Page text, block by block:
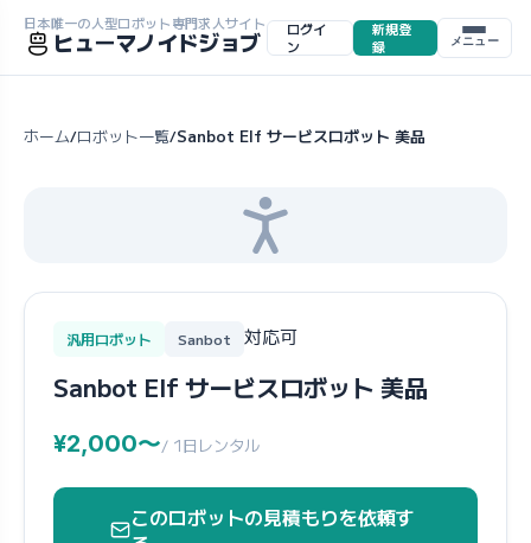
日本唯一の人型ロボット専門求人サイト
ヒューマノイドジョブ
ログイ
ン
新規登
録
メニュー
ホーム/ロボット一覧/Sanbot Elf サービスロボット 美品
汎用ロボット Sanbot 対応可
Sanbot Elf サービスロボット 美品
¥2,000〜/ 1日レンタル
このロボットの見積もりを依頼す